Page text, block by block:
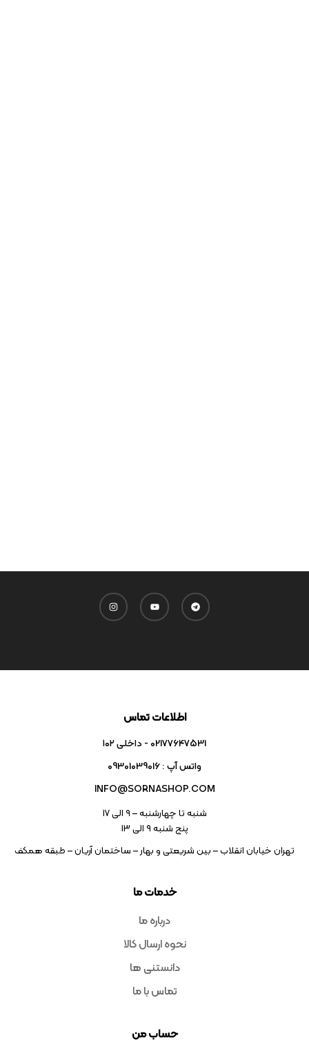
خدمات ما
درباره ما
نحوه ارسال کالا
دانستنی ها
تماس با ما
حساب من
اطلاعات تماس
02177647531 - داخلی ۱۰۲
واتس آپ : 09301039016
INFO@SORNASHOP.COM
شنبه تا چهارشنبه – ۹ الی 17
پنج شنبه ۹ الی 13
تهران خیابان انقلاب – بین شریعتی و بهار – ساختمان آریان – طبقه همکف